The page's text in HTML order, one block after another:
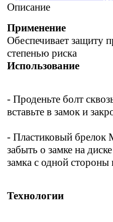
Описание
Применение
Обеспечивает защиту
степенью риска
Использование
- Проденьте болт
вставьте в замок и
- Пластиковый брелок
забыть о замке на
замка с одной
Технологии